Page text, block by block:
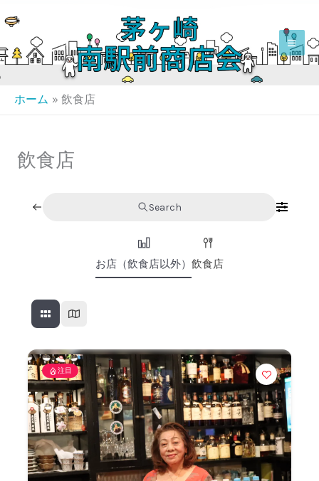
容
を
ス
ホーム 飲食店
飲食店
Search
お店（飲食店以外） 飲食店
注目